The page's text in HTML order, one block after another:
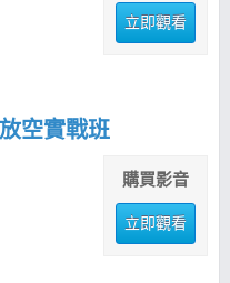
立即觀看
空實戰班
購買影音
立即觀看